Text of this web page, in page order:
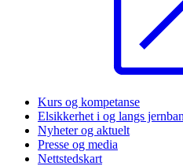
Kurs og kompetanse
Elsikkerhet i og langs
Nyheter og aktuelt
Presse og media
Nettstedskart